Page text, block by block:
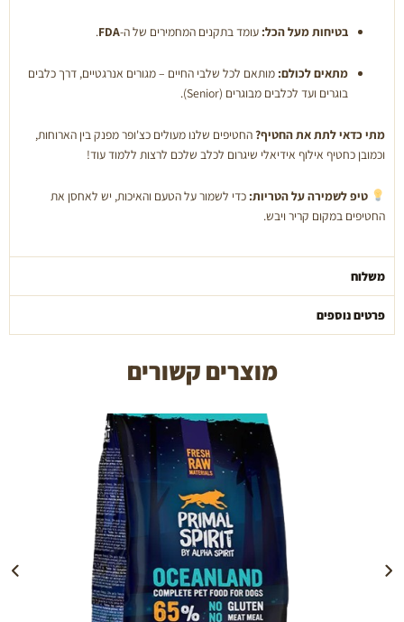
בטיחות מעל הכל: עומד בתקנים המחמירים של ה-FDA
.
מתאים לכולם: מותאם לכל שלבי החיים – מגורים אנרגטיים, דרך כלבים
בוגרים ועד לכלבים מבוגרים (Senior).
מתי כדאי לתת את החטיף?החטיפים שלנו מעולים כצ'ופר מפנק בין הארוחות,
וכמובן כחטיף אילוף אידיאלי שיגרום לכלב שלכם לרצות ללמוד עוד!
טיפ לשמירה על הטריות: כדי לשמור על הטעם והאיכות, יש לאחסן את
החטיפים במקום קריר ויבש.
משלוח
פרטים נוספים
מוצרים קשורים
הוספה לעגלה